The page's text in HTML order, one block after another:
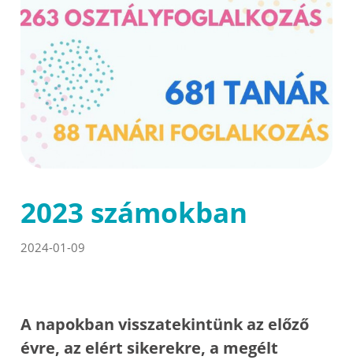
2023 számokban
2024-01-09
A napokban visszatekintünk az előző
évre, az elért sikerekre, a megélt